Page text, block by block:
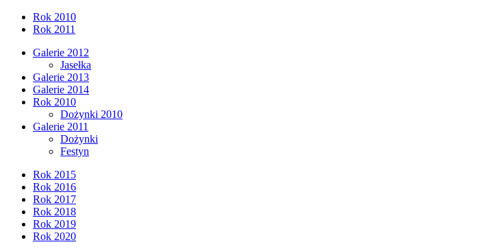
Rok 2010
Rok 2011
Galerie 2012
Jasełka
Galerie 2013
Galerie 2014
Rok 2010
Dożynki 2010
Galerie 2011
Dożynki
Festyn
Rok 2015
Rok 2016
Rok 2017
Rok 2018
Rok 2019
Rok 2020